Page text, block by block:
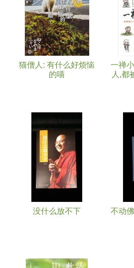
猫僧人: 有什么好烦恼
的喵
一禅
人,都
没什么放不下
不动